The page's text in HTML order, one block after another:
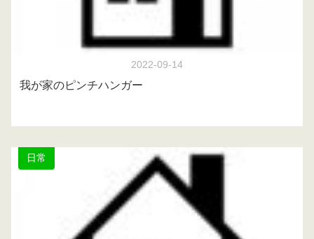
2022-09-14
我が家のピンチハンガー
日常